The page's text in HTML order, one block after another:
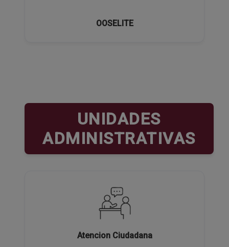
OOSELITE
UNIDADES
ADMINISTRATIVAS
Atencion Ciudadana